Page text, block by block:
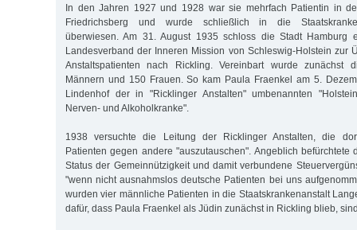
In den Jahren 1927 und 1928 war sie mehrfach Patientin in
Friedrichsberg und wurde schließlich in die
überwiesen. Am 31. August 1935 schloss die Stadt Hamburg
Landesverband der Inneren Mission von Schleswig-Holstein zur
Anstaltspatienten nach Rickling. Vereinbart wurde zunächst
Männern und 150 Frauen. So kam Paula Fraenkel am 5.
Lindenhof der in "Ricklinger Anstalten" umbenannten
Nerven- und Alkoholkranke".
1938 versuchte die Leitung der Ricklinger Anstalten, die
Patienten gegen andere "auszutauschen". Angeblich befürchtete
Status der Gemeinnützigkeit und damit verbundene
"wenn nicht ausnahmslos deutsche Patienten bei uns
wurden vier männliche Patienten in die Staatskrankenanstalt
dafür, dass Paula Fraenkel als Jüdin zunächst in Rickling blieb,